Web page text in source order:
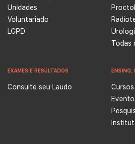
Unidades
Voluntariado
LGPD
Todas
EXAMES E RESULTADOS
Consulte seu Laudo
ENSINO,
Cursos